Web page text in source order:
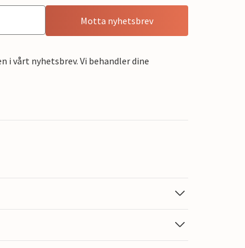
Motta nyhetsbrev
i vårt nyhetsbrev. Vi behandler dine